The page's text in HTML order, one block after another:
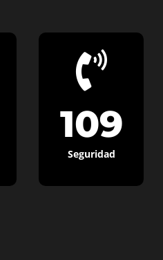

109
Seguridad